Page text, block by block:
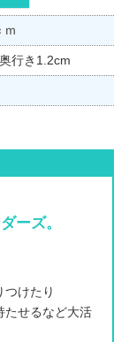
ーズ。
けたり
たせるなど大活
ｍ
行き1.2cm